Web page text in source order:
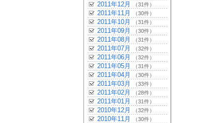
2011年12月 （31件）
2011年11月 （30件）
2011年10月 （31件）
2011年09月 （30件）
2011年08月 （31件）
2011年07月 （32件）
2011年06月 （32件）
2011年05月 （31件）
2011年04月 （30件）
2011年03月 （33件）
2011年02月 （28件）
2011年01月 （31件）
2010年12月 （32件）
2010年11月 （30件）